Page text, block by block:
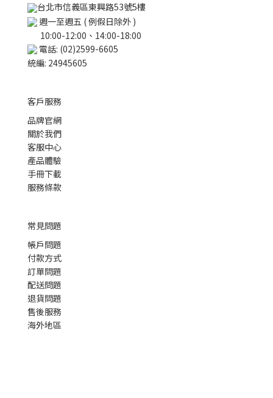
台北市信義區東興路53號5樓
週一至週五 ( 例假日除外 )
10:00-12:00、14:00-18:00
電話: (02)2599-6605
統編: 24945605
客戶服務
品牌官網
關於我們
客服中心
產品體驗
手冊下載
服務條款
常見問題
帳戶問題
付款方式
訂單問題
配送問題
退貨問題
售後服務
海外地區